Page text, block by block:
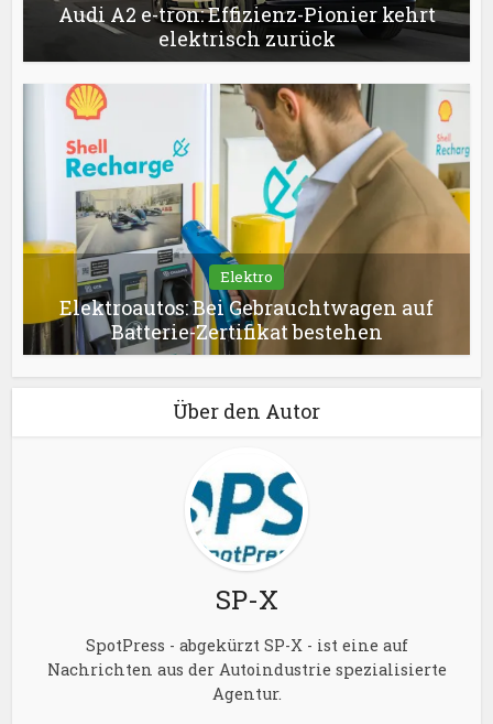
Audi A2 e-tron: Effizienz-Pionier kehrt
elektrisch zurück
Elektro
Elektroautos: Bei Gebrauchtwagen auf
Batterie-Zertifikat bestehen
Über den Autor
SP-X
SpotPress - abgekürzt SP-X - ist eine auf
Nachrichten aus der Autoindustrie spezialisierte
Agentur.